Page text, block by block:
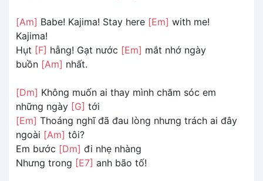
[Am] Babe! Kajima! Stay here [Em] with me!
Kajima!
Hụt [F] hẫng! Gạt nước [Em] mắt nhớ ngày
buồn [Am] nhất.
[Dm] Không muốn ai thay mình chăm sóc em
những ngày [G] tới
[Em] Thoáng nghĩ đã đau lòng nhưng trách ai đây
ngoài [Am] tôi?
Em bước [Dm] đi nhẹ nhàng
Nhưng trong [E7] anh bão tố!